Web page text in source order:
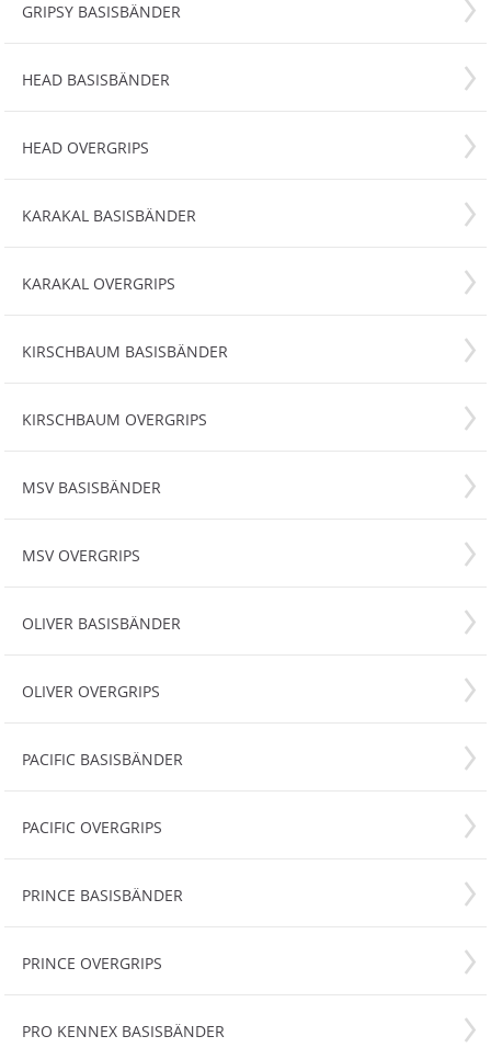
GRIPSY BASISBÄNDER
HEAD BASISBÄNDER
HEAD OVERGRIPS
KARAKAL BASISBÄNDER
KARAKAL OVERGRIPS
KIRSCHBAUM BASISBÄNDER
KIRSCHBAUM OVERGRIPS
MSV BASISBÄNDER
MSV OVERGRIPS
OLIVER BASISBÄNDER
OLIVER OVERGRIPS
PACIFIC BASISBÄNDER
PACIFIC OVERGRIPS
PRINCE BASISBÄNDER
PRINCE OVERGRIPS
PRO KENNEX BASISBÄNDER